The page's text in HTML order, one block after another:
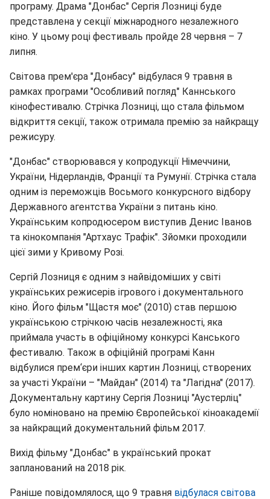
програму. Драма "Донбас" Сергія Лозниці буде
представлена у секції міжнародного незалежного
кіно. У цьому році фестиваль пройде 28 червня – 7
липня.
Світова прем'єра "Донбасу" відбулася 9 травня в
рамках програми "Особливий погляд" Каннського
кінофестивалю. Стрічка Лозниці, що стала фільмом
відкриття секції, також отримала премію за найкращу
режисуру.
"Донбас" створювався у копродукції Німеччини,
України, Нідерландів, Франції та Румунії. Стрічка стала
одним із переможців Восьмого конкурсного відбору
Державного агентства України з питань кіно.
Українським копродюсером виступив Денис Іванов
та кінокомпанія "Артхаус Трафік". Зйомки проходили
цієї зими у Кривому Розі.
Сергій Лозниця є одним з найвідоміших у світі
українських режисерів ігрового і документального
кіно. Його фільм "Щастя моє" (2010) став першою
українською стрічкою часів незалежності, яка
приймала участь в офіційному конкурсі Канського
фестивалю. Також в офіційній програмі Канн
відбулися прем‘єри інших картин Лозниці, створених
за участі України – "Майдан" (2014) та "Лагідна" (2017).
Документальну картину Сергія Лозниці "Аустерліц"
було номіновано на премію Європейської кіноакадемії
за найкращий документальний фільм 2017.
Вихід фільму "Донбас" в український прокат
запланований на 2018 рік.
Раніше повідомлялося, що 9 травня відбулася світова